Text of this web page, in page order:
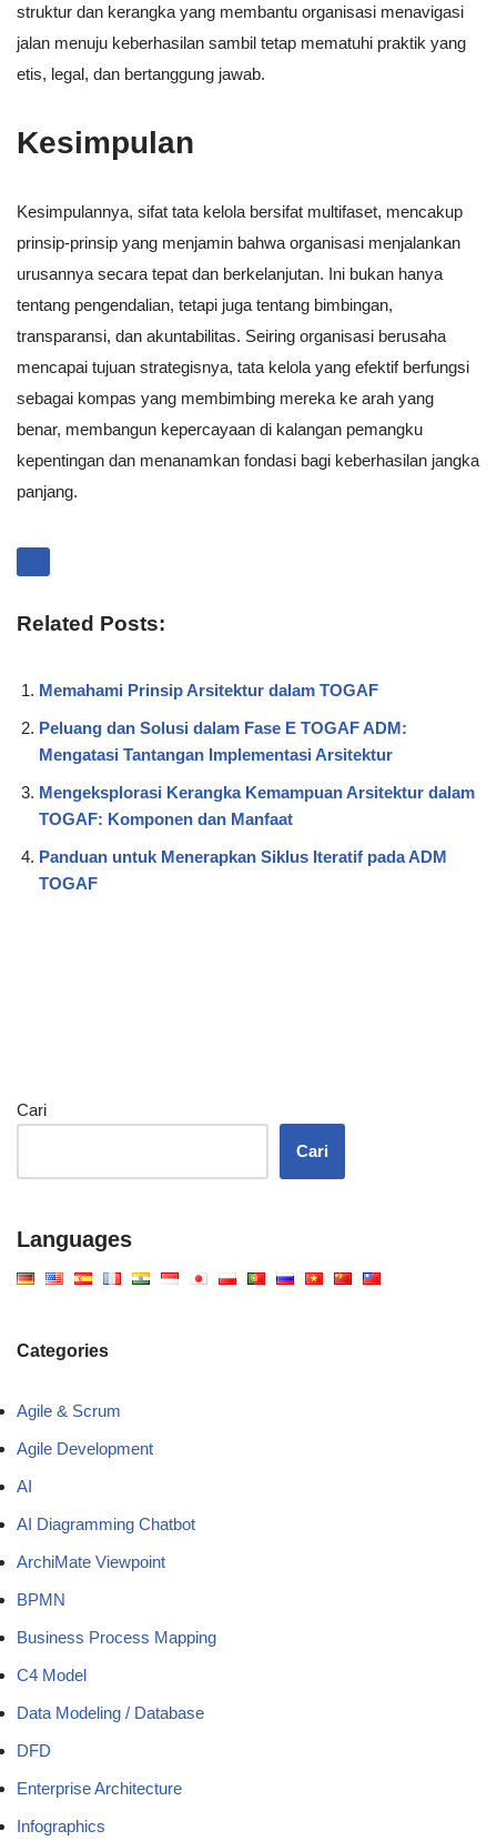
struktur dan kerangka yang membantu organisasi menavigasi
jalan menuju keberhasilan sambil tetap mematuhi praktik yang
etis, legal, dan bertanggung jawab.
Kesimpulan
Kesimpulannya, sifat tata kelola bersifat multifaset, mencakup
prinsip-prinsip yang menjamin bahwa organisasi menjalankan
urusannya secara tepat dan berkelanjutan. Ini bukan hanya
tentang pengendalian, tetapi juga tentang bimbingan,
transparansi, dan akuntabilitas. Seiring organisasi berusaha
mencapai tujuan strategisnya, tata kelola yang efektif berfungsi
sebagai kompas yang membimbing mereka ke arah yang
benar, membangun kepercayaan di kalangan pemangku
kepentingan dan menanamkan fondasi bagi keberhasilan jangka
panjang.
Related Posts:
Memahami Prinsip Arsitektur dalam TOGAF
Peluang dan Solusi dalam Fase E TOGAF ADM:
Mengatasi Tantangan Implementasi Arsitektur
Mengeksplorasi Kerangka Kemampuan Arsitektur dalam
TOGAF: Komponen dan Manfaat
Panduan untuk Menerapkan Siklus Iteratif pada ADM
TOGAF
Cari
Cari
Languages
Categories
Agile & Scrum
Agile Development
AI
AI Diagramming Chatbot
ArchiMate Viewpoint
BPMN
Business Process Mapping
C4 Model
Data Modeling / Database
DFD
Enterprise Architecture
Infographics